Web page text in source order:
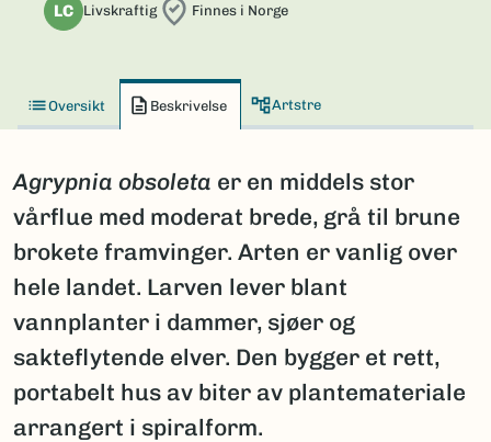
LC Livskraftig Finnes i Norge
Oversikt Beskrivelse Artstre
Agrypnia obsoleta er en middels stor
vårflue med moderat brede, grå til brune
brokete framvinger. Arten er vanlig over
hele landet. Larven lever blant
vannplanter i dammer, sjøer og
sakteflytende elver. Den bygger et rett,
portabelt hus av biter av plantemateriale
arrangert i spiralform.